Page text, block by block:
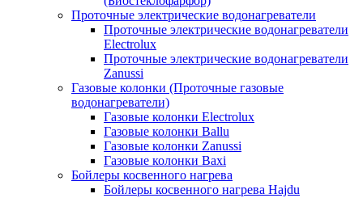
Проточные электрические водонагреватели
Проточные электрические водонагреватели
Electrolux
Проточные электрические водонагреватели
Zanussi
Газовые колонки (Проточные газовые
водонагреватели)
Газовые колонки Electrolux
Газовые колонки Ballu
Газовые колонки Zanussi
Газовые колонки Baxi
Бойлеры косвенного нагрева
Бойлеры косвенного нагрева Hajdu